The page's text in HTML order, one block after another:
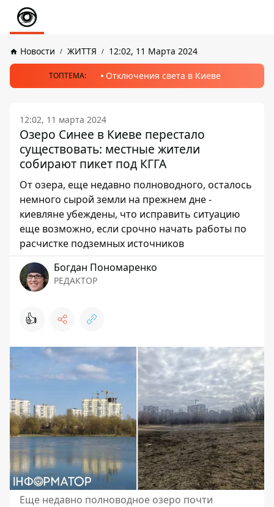
Новости ЖИТТЯ 12:02, 11 Марта 2024
ТОПТЕМА: Отключения света в Киеве
12:02, 11 марта 2024
Озеро Синее в Киеве перестало
существовать: местные жители
собирают пикет под КГГА
От озера, еще недавно полноводного, осталось
немного сырой земли на прежнем дне -
киевляне убеждены, что исправить ситуацию
еще возможно, если срочно начать работы по
расчистке подземных источников
Богдан Пономаренко
РЕДАКТОР
👍
Еще недавно полноводное озеро почти